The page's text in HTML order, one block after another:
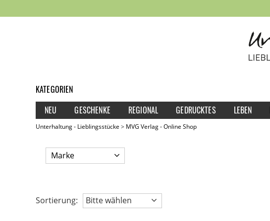
KATEGORIEN
NEU
GESCHENKE REGIONAL GEDRUCKTES LEBEN
Unterhaltung - Lieblingsstücke MVG Verlag - Online Shop
Marke
Sortierung: Bitte wählen